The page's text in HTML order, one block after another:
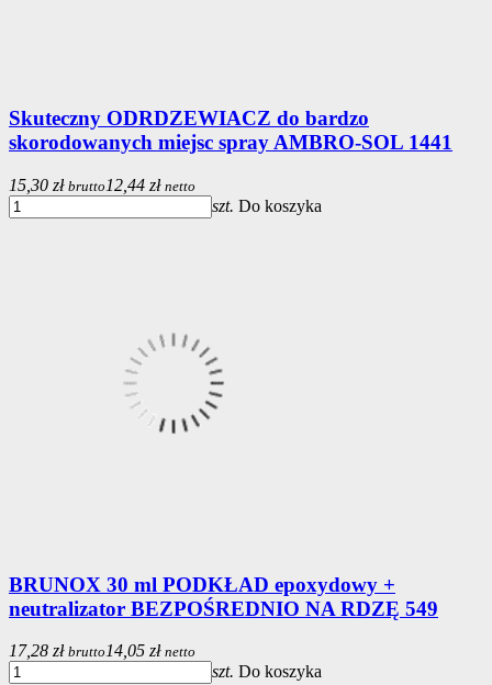
Skuteczny ODRDZEWIACZ do bardzo
skorodowanych miejsc spray AMBRO-SOL 1441
15,30 zł brutto 12,44 zł netto
szt. Do koszyka
BRUNOX 30 ml PODKŁAD epoxydowy +
neutralizator BEZPOŚREDNIO NA RDZĘ 549
17,28 zł brutto 14,05 zł netto
szt. Do koszyka